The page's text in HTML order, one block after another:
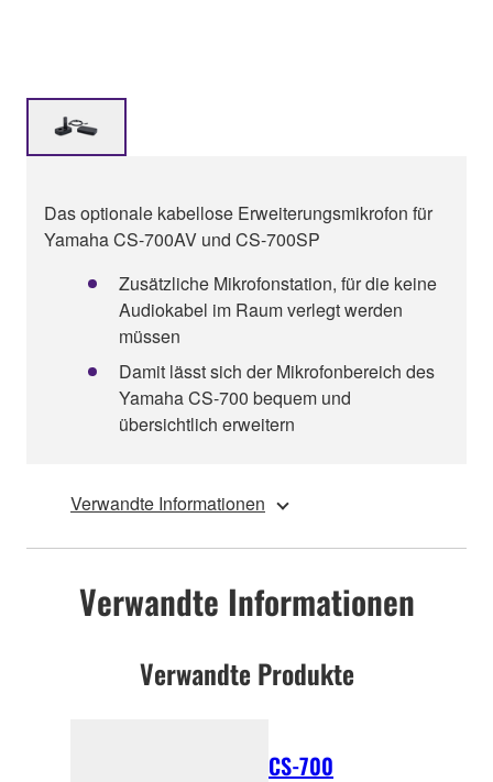
Das optionale kabellose Erweiterungsmikrofon für
Yamaha CS-700AV und CS-700SP
Zusätzliche Mikrofonstation, für die keine
Audiokabel im Raum verlegt werden
müssen
Damit lässt sich der Mikrofonbereich des
Yamaha CS-700 bequem und
übersichtlich erweitern
Verwandte Informationen
Verwandte Informationen
Verwandte Produkte
CS-700